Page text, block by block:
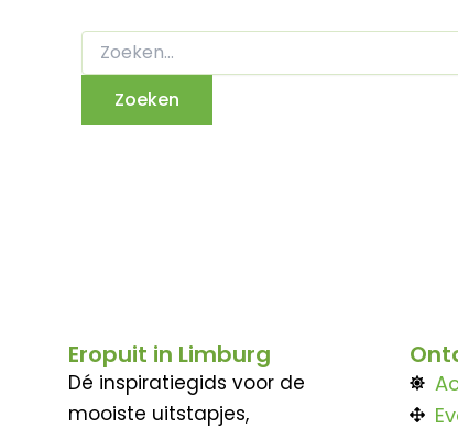
Eropuit in Limburg
Dé inspiratiegids voor de
mooiste uitstapjes,